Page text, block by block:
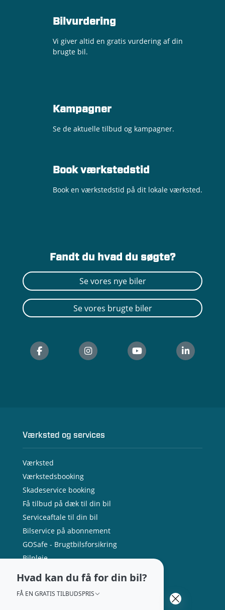
Bilvurdering
Vi giver altid en gratis vurdering af din
brugte bil.
Kampagner
Se de aktuelle tilbud og kampagner.
Book værkstedstid
Book en værkstedstid på dit lokale værksted.
Fandt du hvad du søgte?
Se vores nye biler
Se vores brugte biler
Værksted og services
Værksted
Værkstedsbooking
Skadeservice booking
Få tilbud på dæk til din bil
Serviceaftale til din bil
Bilservice på abonnement
GOSafe - Brugtbilsforsikring
Bilpleje
Tilbehør og reservedele
Vejhjælp
Hvad kan du få for din bil?
FÅ EN GRATIS TILBUDSPRIS